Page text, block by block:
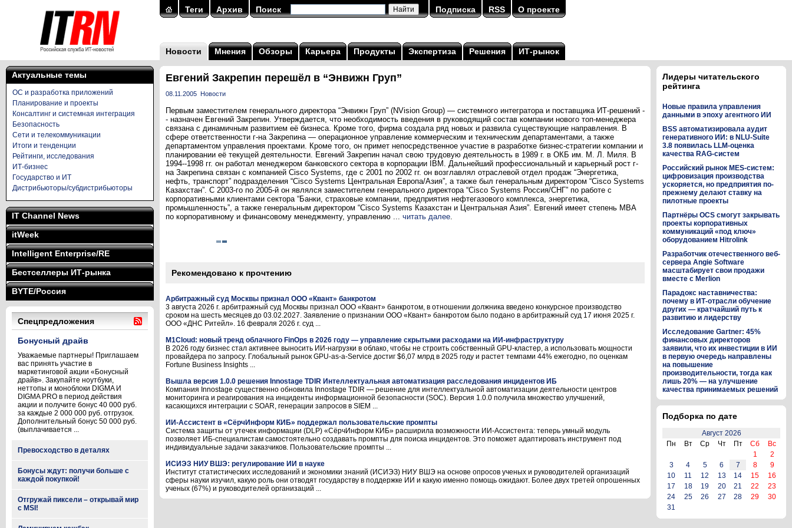
Теги Архив Поиск Подписка RSS О проекте
Новости Мнения Обзоры Карьера Продукты Экспертиза Решения ИТ-рынок
Актуальные темы
ОС и разработка приложений
Планирование и проекты
Консалтинг и системная интеграция
Безопасность
Сети и телекоммуникации
Итоги и тенденции
Рейтинги, исследования
ИТ-бизнес
Государство и ИТ
Дистрибьюторы/субдистрибьюторы
IT Channel News
itWeek
Intelligent Enterprise/RE
Бестселлеры ИТ-рынка
BYTE/Россия
Спецпредложения
Бонусный драйв
Уважаемые партнеры! Приглашаем
вас принять участие в
маркетинговой акции «Бонусный
драйв». Закупайте ноутбуки,
неттопы и моноблоки DIGMA И
DIGMA PRO в период действия
акции и получите бонус 40 000 руб.
за каждые 2 000 000 руб. отгрузок.
Дополнительный бонус 50 000 руб.
(выплачивается ...
Превосходство в деталях
Бонусы ждут: получи больше с
каждой покупкой!
Отгружай пиксели – открывай мир
с MSI!
Евгений Закрепин перешёл в “Энвижн Груп”
08.11.2005 Новости
Первым заместителем генерального директора “Энвижн Груп” (NVision Group) — системного интегратора и поставщика ИТ-решений -
- назначен Евгений Закрепин. Утверждается, что необходимость введения в руководящий состав компании нового топ-менеджера
связана с динамичным развитием её бизнеса. Кроме того, фирма создала ряд новых и развила существующие направления. В
сфере ответственности г-на Закрепина — операционное управление коммерческим и техническим департаментами, а также
департаментом управления проектами. Кроме того, он примет непосредственное участие в разработке бизнес-стратегии компании и
планировании её текущей деятельности. Евгений Закрепин начал свою трудовую деятельность в 1989 г. в ОКБ им. М. Л. Миля. В
1994--1998 гг. он работал менеджером банковского сектора в корпорации IBM. Дальнейший профессиональный и карьерный рост г-
на Закрепина связан с компанией Cisco Systems, где с 2001 по 2002 гг. он возглавлял отраслевой отдел продаж “Энергетика,
нефть, транспорт” подразделения “Cisco Systems Центральная Европа/Азия”, а также был генеральным директором “Cisco Systems
Казахстан”. С 2003-го по 2005-й он являлся заместителем генерального директора “Cisco Systems Россия/СНГ” по работе с
корпоративными клиентами сектора “Банки, страховые компании, предприятия нефтегазового комплекса, энергетика,
промышленность”, а также генеральным директором “Cisco Systems Казахстан и Центральная Азия”. Евгений имеет степень MBA
по корпоративному и финансовому менеджменту, управлению ... читать далее.
Рекомендовано к прочтению
Арбитражный суд Москвы признал ООО «Квант» банкротом
3 августа 2026 г. арбитражный суд Москвы признал ООО «Квант» банкротом, в отношении должника введено конкурсное производство
сроком на шесть месяцев до 03.02.2027. Заявление о признании ООО «Квант» банкротом было подано в арбитражный суд 17 июня 2025 г.
ООО «ДНС Ритейл». 16 февраля 2026 г. суд ...
M1Cloud: новый тренд облачного FinOps в 2026 году — управление скрытыми расходами на ИИ-инфраструктуру
В 2026 году бизнес стал активнее выносить ИИ-нагрузки в облако, чтобы не строить собственный GPU-кластер, а использовать мощности
провайдера по запросу. Глобальный рынок GPU-as-a-Service достиг $6,07 млрд в 2025 году и растет темпами 44% ежегодно, по оценкам
Fortune Business Insights ...
Вышла версия 1.0.0 решения Innostage TDIR Интеллектуальная автоматизация расследования инцидентов ИБ
Компания Innostage существенно обновила Innostage TDIR — решение для интеллектуальной автоматизации деятельности центров
мониторинга и реагирования на инциденты информационной безопасности (SOC). Версия 1.0.0 получила множество улучшений,
касающихся интеграции с SOAR, генерации запросов в SIEM ...
ИИ-Ассистент в «СёрчИнформ КИБ» поддержал пользовательские промпты
Система защиты от утечек информации (DLP) «СёрчИнформ КИБ» расширила возможности ИИ-Ассистента: теперь умный модуль
позволяет ИБ-специалистам самостоятельно создавать промпты для поиска инцидентов. Это поможет адаптировать инструмент под
индивидуальные задачи заказчиков. Пользовательские промпты ...
ИСИЭЗ НИУ ВШЭ: регулирование ИИ в науке
Институт статистических исследований и экономики знаний (ИСИЭЗ) НИУ ВШЭ на основе опросов ученых и руководителей организаций
сферы науки изучил, какую роль они отводят государству в поддержке ИИ и какую именно помощь ожидают. Более двух третей опрошенных
ученых (67%) и руководителей организаций ...
Лидеры читательского
рейтинга
Новые правила управления
данными в эпоху агентного ИИ
BSS автоматизировала аудит
генеративного ИИ: в NLU-Suite
3.8 появилась LLM-оценка
качества RAG-систем
Российский рынок MES-систем:
цифровизация производства
ускоряется, но предприятия по-
прежнему делают ставку на
пилотные проекты
Партнёры OCS смогут закрывать
проекты корпоративных
коммуникаций «под ключ»
оборудованием Hitrolink
Разработчик отечественного веб-
сервера Angie Software
масштабирует свои продажи
вместе с Merlion
Парадокс наставничества:
почему в ИТ-отрасли обучение
других — кратчайший путь к
развитию и лидерству
Исследование Gartner: 45%
финансовых директоров
заявили, что их инвестиции в ИИ
в первую очередь направлены
на повышение
производительности, тогда как
лишь 20% — на улучшение
качества принимаемых решений
Подборка по дате
Август 2026
Пн
Вт Ср Чт Пт Сб
Вс
1
2
3
4 5 6 7 8
9
10
11 12 13 14 15
16
17
18 19 20 21 22
23
24
25 26 27 28 29
30
31